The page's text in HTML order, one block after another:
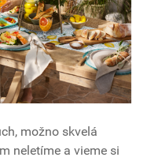
možno skvelá
neletíme a vieme si